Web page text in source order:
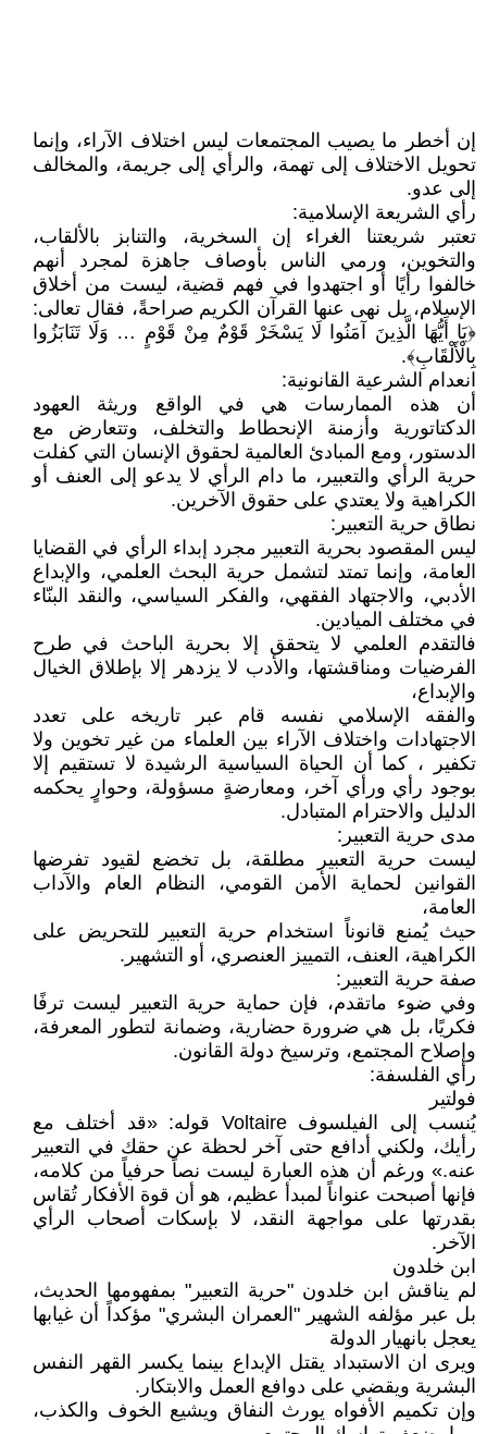
إن أخطر ما يصيب المجتمعات ليس اختلاف الآراء، وإنما
تحويل الاختلاف إلى تهمة، والرأي إلى جريمة، والمخالف
إلى عدو.
رأي الشريعة الإسلامية:
تعتبر شريعتنا الغراء إن السخرية، والتنابز بالألقاب،
والتخوين، ورمي الناس بأوصاف جاهزة لمجرد أنهم
خالفوا رأيًا أو اجتهدوا في فهم قضية، ليست من أخلاق
الإسلام، بل نهى عنها القرآن الكريم صراحةً، فقال تعالى:
﴿يَا أَيُّهَا الَّذِينَ آمَنُوا لَا يَسْخَرْ قَوْمٌ مِنْ قَوْمٍ … وَلَا تَنَابَزُوا
بِالْأَلْقَابِ﴾.
انعدام الشرعية القانونية:
أن هذه الممارسات هي في الواقع وريثة العهود
الدكتاتورية وأزمنة الإنحطاط والتخلف، وتتعارض مع
الدستور، ومع المبادئ العالمية لحقوق الإنسان التي كفلت
حرية الرأي والتعبير، ما دام الرأي لا يدعو إلى العنف أو
الكراهية ولا يعتدي على حقوق الآخرين.
نطاق حرية التعبير:
ليس المقصود بحرية التعبير مجرد إبداء الرأي في القضايا
العامة، وإنما تمتد لتشمل حرية البحث العلمي، والإبداع
الأدبي، والاجتهاد الفقهي، والفكر السياسي، والنقد البنّاء
في مختلف الميادين.
فالتقدم العلمي لا يتحقق إلا بحرية الباحث في طرح
الفرضيات ومناقشتها، والأدب لا يزدهر إلا بإطلاق الخيال
والإبداع،
والفقه الإسلامي نفسه قام عبر تاريخه على تعدد
الاجتهادات واختلاف الآراء بين العلماء من غير تخوين ولا
تكفير ، كما أن الحياة السياسية الرشيدة لا تستقيم إلا
بوجود رأي ورأي آخر، ومعارضةٍ مسؤولة، وحوارٍ يحكمه
الدليل والاحترام المتبادل.
مدى حرية التعبير:
ليست حرية التعبير مطلقة، بل تخضع لقيود تفرضها
القوانين لحماية الأمن القومي، النظام العام والآداب
العامة،
حيث يُمنع قانوناً استخدام حرية التعبير للتحريض على
الكراهية، العنف، التمييز العنصري، أو التشهير.
صفة حرية التعبير:
وفي ضوء ماتقدم، فإن حماية حرية التعبير ليست ترفًا
فكريًا، بل هي ضرورة حضارية، وضمانة لتطور المعرفة،
وإصلاح المجتمع، وترسيخ دولة القانون.
رأي الفلسفة:
فولتير
يُنسب إلى الفيلسوف Voltaire قوله: «قد أختلف مع
رأيك، ولكني أدافع حتى آخر لحظة عن حقك في التعبير
عنه.» ورغم أن هذه العبارة ليست نصاً حرفياً من كلامه،
فإنها أصبحت عنواناً لمبدأ عظيم، هو أن قوة الأفكار تُقاس
بقدرتها على مواجهة النقد، لا بإسكات أصحاب الرأي
الآخر.
ابن خلدون
لم يناقش ابن خلدون "حرية التعبير" بمفهومها الحديث،
بل عبر مؤلفه الشهير "العمران البشري" مؤكداً أن غيابها
يعجل بانهيار الدولة
ويرى ان الاستبداد يقتل الإبداع بينما يكسر القهر النفس
البشرية ويقضي على دوافع العمل والابتكار.
وإن تكميم الأفواه يورث النفاق ويشيع الخوف والكذب،